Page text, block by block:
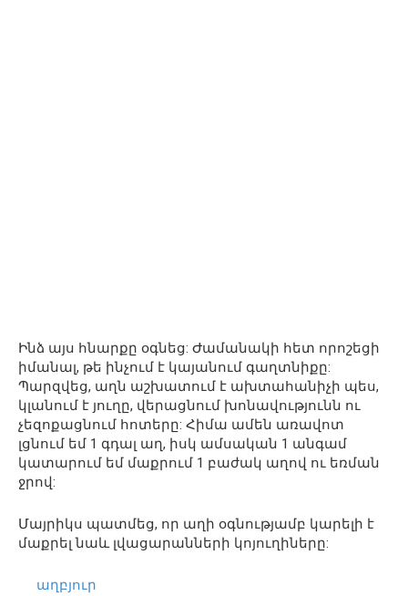
Ինձ այս հնարքը օգնեց: Ժամանակի հետ որոշեցի
իմանալ, թե ինչում է կայանում գաղտնիքը:
Պարզվեց, աղն աշխատում է ախտահանիչի պես,
կլանում է յուղը, վերացնում խոնավությունն ու
չեզոքացնում հոտերը: Հիմա ամեն առավոտ
լցնում եմ 1 գդալ աղ, իսկ ամսական 1 անգամ
կատարում եմ մաքրում 1 բաժակ աղով ու եռման
ջրով:
Մայրիկս պատմեց, որ աղի օգնությամբ կարելի է
մաքրել նաև լվացարանների կոյուղիները:
աղբյուր